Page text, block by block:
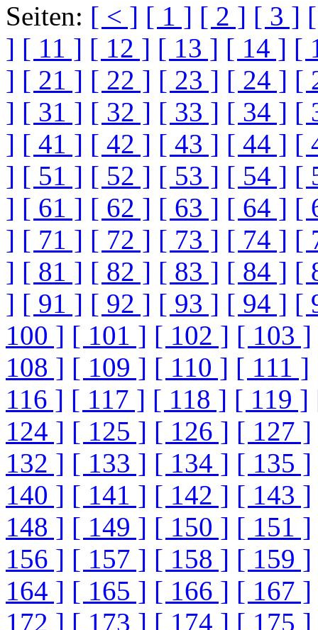
Seiten: [ < ] [ 1 ] [ 2 ] [ 3 ]
] [ 11 ] [ 12 ] [ 13 ] [ 14 ] [
] [ 21 ] [ 22 ] [ 23 ] [ 24 ] [
] [ 31 ] [ 32 ] [ 33 ] [ 34 ] [
] [ 41 ] [ 42 ] [ 43 ] [ 44 ] [
] [ 51 ] [ 52 ] [ 53 ] [ 54 ] [
] [ 61 ] [ 62 ] [ 63 ] [ 64 ] [
] [ 71 ] [ 72 ] [ 73 ] [ 74 ] [
] [ 81 ] [ 82 ] [ 83 ] [ 84 ] [
] [ 91 ] [ 92 ] [ 93 ] [ 94 ] [
100 ] [ 101 ] [ 102 ] [ 103 ]
108 ] [ 109 ] [ 110 ] [ 111 ]
116 ] [ 117 ] [ 118 ] [ 119 ]
124 ] [ 125 ] [ 126 ] [ 127 ]
132 ] [ 133 ] [ 134 ] [ 135 ]
140 ] [ 141 ] [ 142 ] [ 143 ]
148 ] [ 149 ] [ 150 ] [ 151 ]
156 ] [ 157 ] [ 158 ] [ 159 ]
164 ] [ 165 ] [ 166 ] [ 167 ]
172 ] [ 173 ] [ 174 ] [ 175 ]